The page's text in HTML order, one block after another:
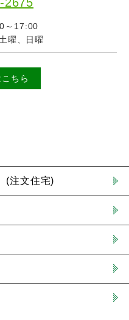
～17:00
曜、日曜
ちら
文住宅)